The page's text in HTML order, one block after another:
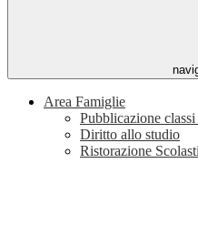
Area Famiglie
Pubblicazione
Diritto allo studio
Ristorazione